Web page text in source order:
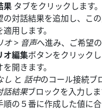
果 タブをクリックします
の対話結果を追加し、こ
用します。
オ > 音声へ進み、ご希望
オ編集ボタンをクリック
開きます。
し と 話中のコール接続ブ
話結果ブロックを入力し
順の５番に作成した値に